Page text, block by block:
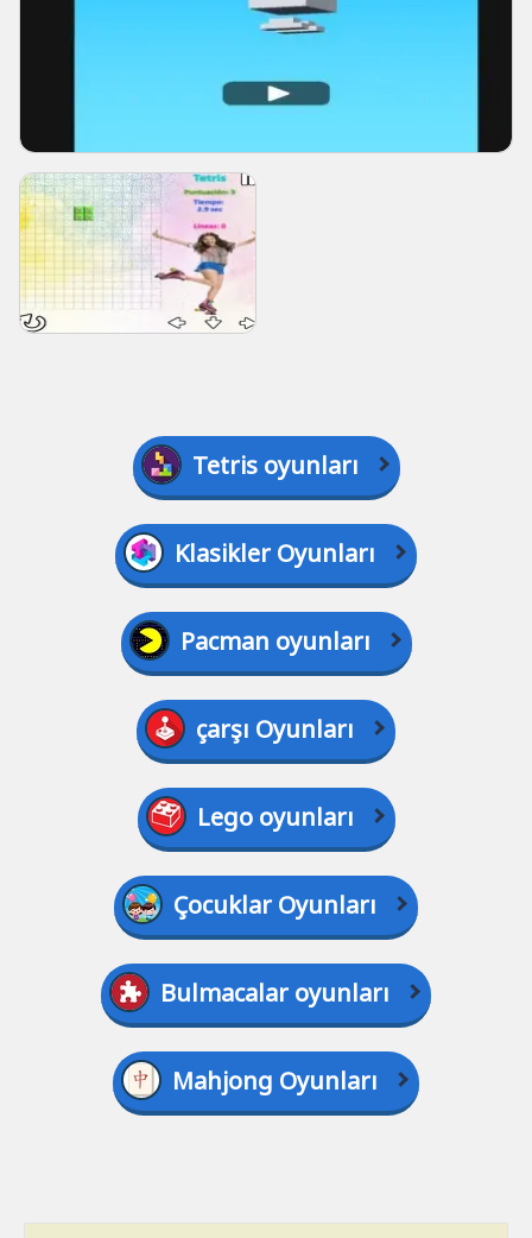
Tetris oyunları
Klasikler Oyunları
Pacman oyunları
çarşı Oyunları
Lego oyunları
Çocuklar Oyunları
Bulmacalar oyunları
Mahjong Oyunları